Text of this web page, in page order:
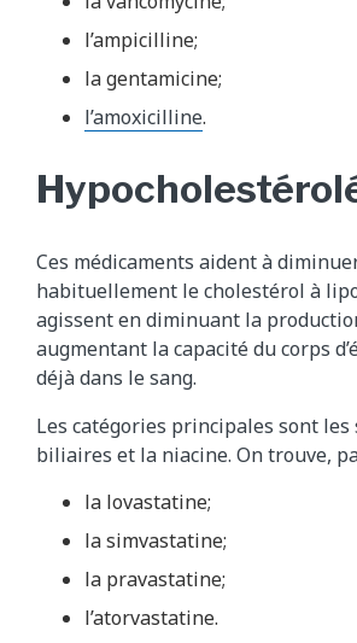
l’ampicilline;
la gentamicine;
l’amoxicilline.
Ces médicaments aident à
habituellement le cholestérol à
agissent en diminuant la
augmentant la capacité du corps
déjà dans le sang.
Les catégories principales sont
biliaires et la niacine. On trouve,
la lovastatine;
la simvastatine;
la pravastatine;
l’atorvastatine.